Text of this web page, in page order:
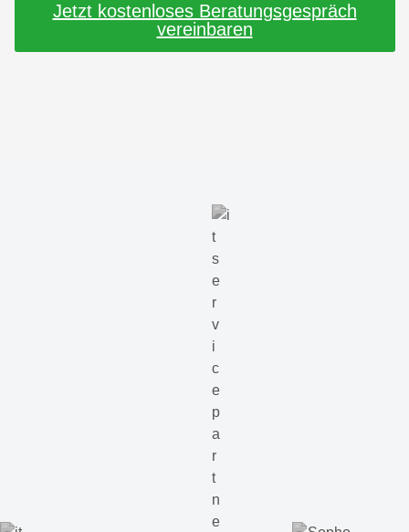
Jetzt kostenloses Beratungsgespräch
vereinbaren